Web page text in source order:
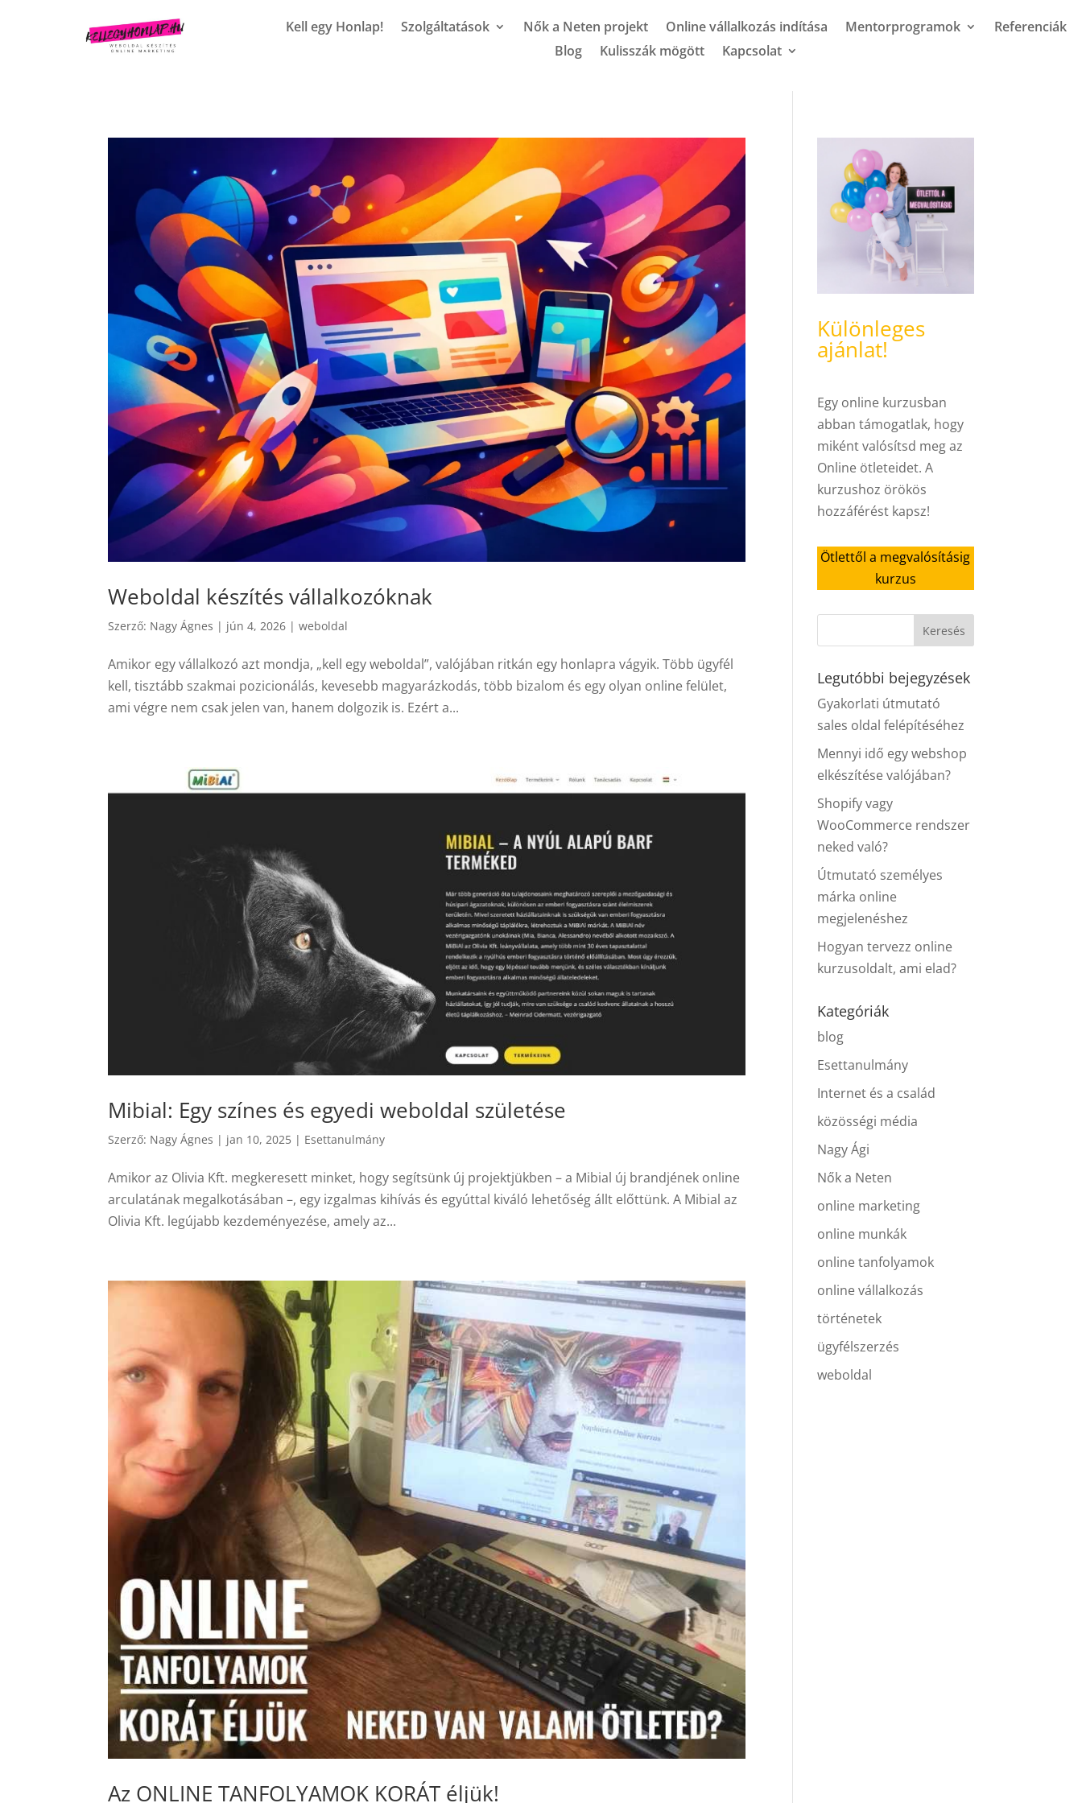
Kell egy Honlap! Szolgáltatások Nők a Neten projekt Online vállalkozás indítása Mentorprogramok
Referenciák
Blog
Kulisszák mögött Kapcsolat
Weboldal készítés vállalkozóknak
Szerző: Nagy Ágnes | jún 4, 2026 |weboldal
Amikor egy vállalkozó azt mondja, „kell egy weboldal”, valójában ritkán egy honlapra vágyik. Több ügyfél
kell, tisztább szakmai pozicionálás, kevesebb magyarázkodás, több bizalom és egy olyan online felület,
ami végre nem csak jelen van, hanem dolgozik is. Ezért a...
Mibial: Egy színes és egyedi weboldal születése
Szerző: Nagy Ágnes | jan 10, 2025 | Esettanulmány
Amikor az Olivia Kft. megkeresett minket, hogy segítsünk új projektjükben – a Mibial új brandjének online
arculatának megalkotásában –, egy izgalmas kihívás és egyúttal kiváló lehetőség állt előttünk. A Mibial az
Olivia Kft. legújabb kezdeményezése, amely az...
Az ONLINE TANFOLYAMOK KORÁT éljük!
Különleges
ajánlat!
Egy online kurzusban
abban támogatlak, hogy
miként valósítsd meg az
Online ötleteidet. A
kurzushoz örökös
hozzáférést kapsz!
Ötlettől a megvalósításig
kurzus
Legutóbbi bejegyzések
Gyakorlati útmutató
sales oldal felépítéséhez
Mennyi idő egy webshop
elkészítése valójában?
Shopify vagy
WooCommerce rendszer
neked való?
Útmutató személyes
márka online
megjelenéshez
Hogyan tervezz online
kurzusoldalt, ami elad?
Kategóriák
blog
Esettanulmány
Internet és a család
közösségi média
Nagy Ági
Nők a Neten
online marketing
online munkák
online tanfolyamok
online vállalkozás
történetek
ügyfélszerzés
weboldal